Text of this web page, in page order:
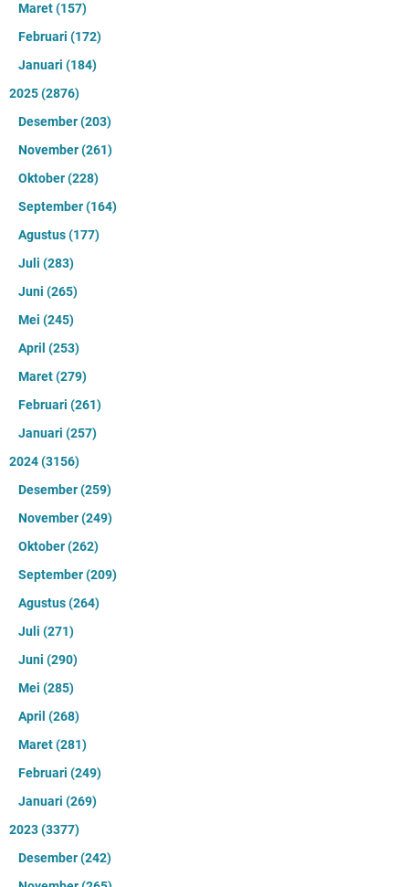
Maret(157)
Februari (172)
Januari (184)
2025(2876)
Desember(203)
November(261)
Oktober(228)
September(164)
Agustus(177)
Juli (283)
Juni (265)
Mei (245)
April (253)
Maret(279)
Februari (261)
Januari (257)
2024(3156)
Desember(259)
November(249)
Oktober(262)
September(209)
Agustus(264)
Juli (271)
Juni (290)
Mei (285)
April (268)
Maret(281)
Februari (249)
Januari (269)
2023(3377)
Desember(242)